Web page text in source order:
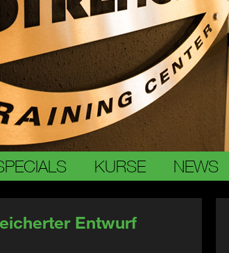
KURSE NEWS
Entwurf